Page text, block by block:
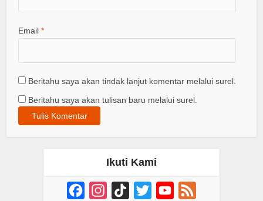
Email*
Beritahu saya akan tindak lanjut komentar melalui surel.
Beritahu saya akan tulisan baru melalui surel.
Ikuti Kami
FacebookInstagram
TikTok Twitter YouTube